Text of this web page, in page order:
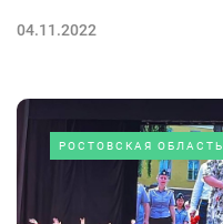
04.11.2022
РОСТОВСКАЯ ОБЛАСТЬ